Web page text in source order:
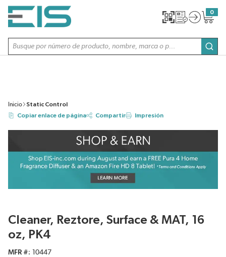
SALTAR AL CONTENIDO PRINCIPAL
Búsqueda de sitio
0
{0}
Inicio
Static Control
Copiar enlace de página
Compartir Impresión
Cleaner, Reztore, Surface & MAT, 16
oz, PK4
MFR #
10447